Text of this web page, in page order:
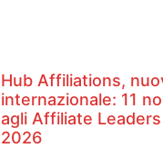
Hub Affiliations,
internazionale: 11
agli Affiliate
2026